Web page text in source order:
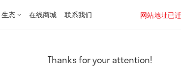
生态 在线商城 联系我们
网站地址已
Thanks for your attention!